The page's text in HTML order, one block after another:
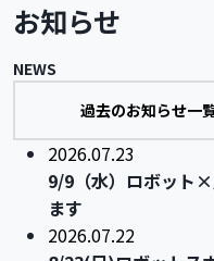
お知らせ
NEWS
過去のお知らせ一
2026.07.23
9/9（水）ロボット
ます
2026.07.22